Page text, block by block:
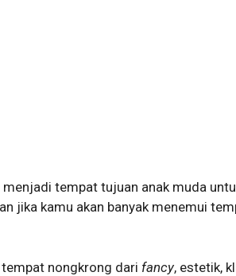
tempat tujuan anak muda
jika kamu akan banyak menemui
nongkrong dari fancy, estetik,